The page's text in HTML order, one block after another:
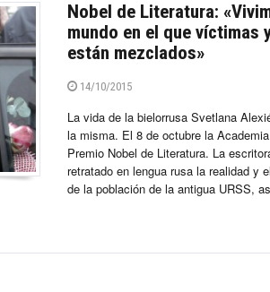
Nobel de Literatura:
mundo en el que víctimas
están mezclados»
14/10/2015
La vida de la bielorrusa Svetlana
la misma. El 8 de octubre la
Premio Nobel de Literatura. La
retratado en lengua rusa la realidad y
de la población de la antigua URSS,